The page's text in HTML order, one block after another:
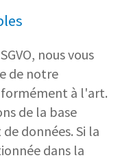
nous vous
de notre
à l'art.
de la base
données. Si la
dans la